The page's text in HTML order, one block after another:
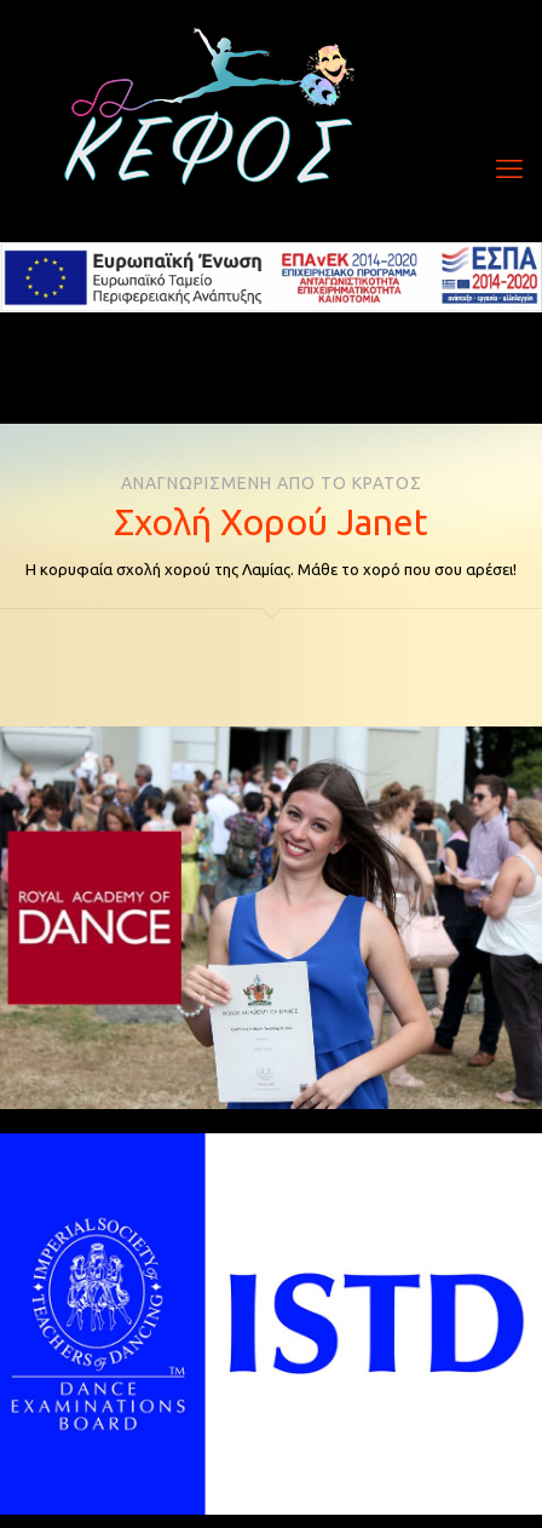
ΑΝΑΓΝΩΡΙΣΜΕΝΗ ΑΠΟ ΤΟ ΚΡΑΤΟΣ
Σχολή Χορού Janet
Η κορυφαία σχολή χορού της Λαμίας. Μάθε το χορό που σου αρέσει!